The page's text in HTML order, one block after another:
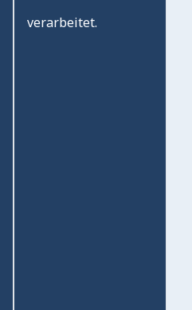
verarbeitet.